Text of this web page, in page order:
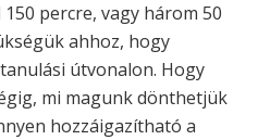
percre, vagy három 50
ahhoz, hogy
útvonalon. Hogy
mi magunk dönthetjük
hozzáigazítható a